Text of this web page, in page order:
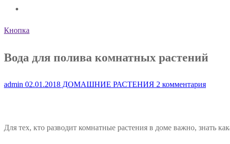
Кнопка
Вода для полива комнатных растений
admin 02.01.2018 ДОМАШНИЕ РАСТЕНИЯ 2 комментария
Для тех, кто разводит комнатные растения в доме важно, знать